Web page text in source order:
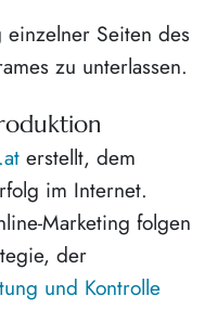
Seiten des
zu unterlassen.
erstellt, dem
im Internet.
Marketing folgen
der
und Kontrolle